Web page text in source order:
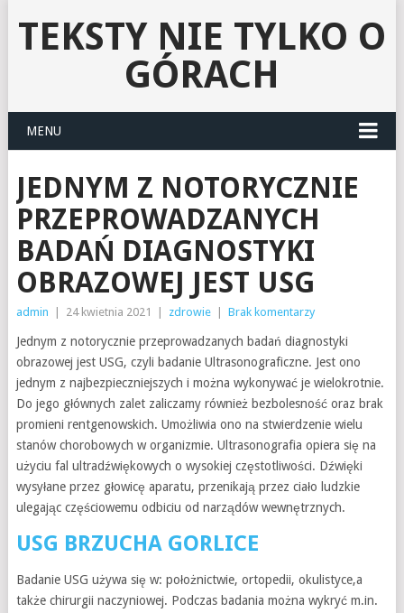
TEKSTY NIE TYLKO O
GÓRACH
MENU
JEDNYM Z NOTORYCZNIE
PRZEPROWADZANYCH
BADAŃ DIAGNOSTYKI
OBRAZOWEJ JEST USG
admin 24 kwietnia 2021 zdrowie Brak komentarzy
Jednym z notorycznie przeprowadzanych badań diagnostyki
obrazowej jest USG, czyli badanie Ultrasonograficzne. Jest ono
jednym z najbezpieczniejszych i można wykonywać je wielokrotnie.
Do jego głównych zalet zaliczamy również bezbolesność oraz brak
promieni rentgenowskich. Umożliwia ono na stwierdzenie wielu
stanów chorobowych w organizmie. Ultrasonografia opiera się na
użyciu fal ultradźwiękowych o wysokiej częstotliwości. Dźwięki
wysyłane przez głowicę aparatu, przenikają przez ciało ludzkie
ulegając częściowemu odbiciu od narządów wewnętrznych.
USG BRZUCHA GORLICE
Badanie USG używa się w: położnictwie, ortopedii, okulistyce,a
także chirurgii naczyniowej. Podczas badania można wykryć m.in.